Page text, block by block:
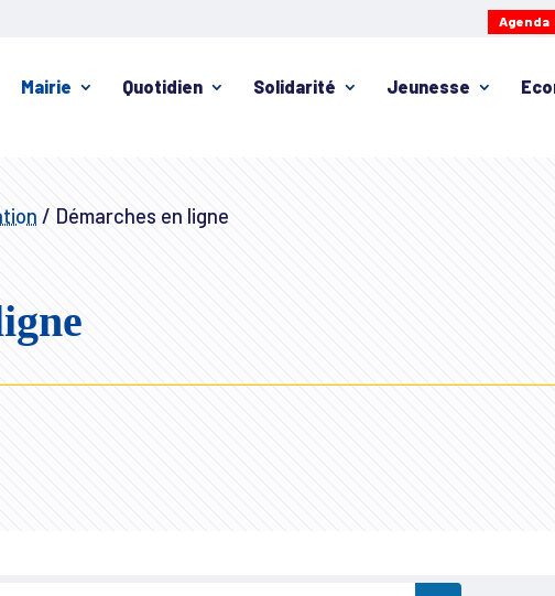
Agenda
Mairie Quotidien Solidarité Jeunesse
/ Démarches en ligne